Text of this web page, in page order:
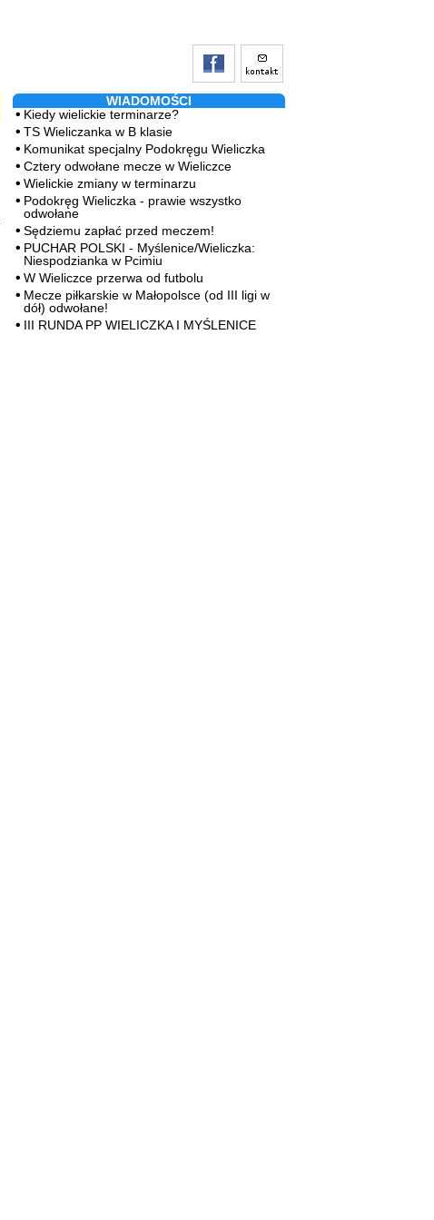
WIADOMOŚCI
Kiedy wielickie terminarze?
TS Wieliczanka w B klasie
Komunikat specjalny Podokręgu Wieliczka
Cztery odwołane mecze w Wieliczce
Wielickie zmiany w terminarzu
Podokręg Wieliczka - prawie wszystko
odwołane
Sędziemu zapłać przed meczem!
PUCHAR POLSKI - Myślenice/Wieliczka:
Niespodzianka w Pcimiu
W Wieliczce przerwa od futbolu
Mecze piłkarskie w Małopolsce (od III ligi w
dół) odwołane!
III RUNDA PP WIELICZKA I MYŚLENICE